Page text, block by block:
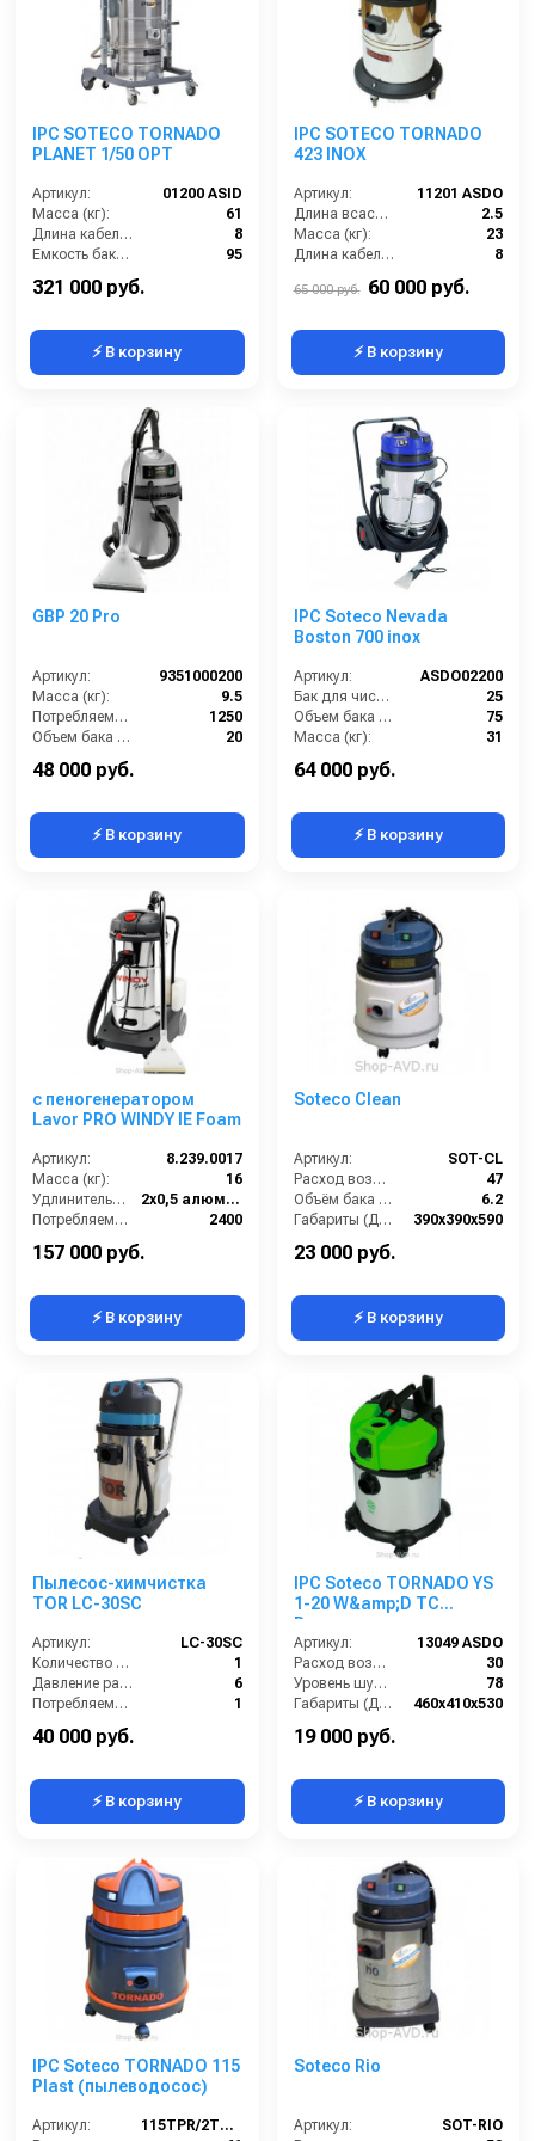
IPC SOTECO TORNADO
PLANET 1/50 OPT
Артикул:
01200 ASID
Масса (кг):
61
Длина кабеля (м):
8
Емкость бака для мусора (л):
95
321 000 руб.
⚡ В корзину
IPC SOTECO TORNADO
423 INOX
Артикул:
11201 ASDO
Длина всасывающего шланга (м):
2.5
Масса (кг):
23
Длина кабеля (м):
8
65 000 руб. 60 000 руб.
⚡ В корзину
GBP 20 Pro
Артикул:
9351000200
Масса (кг):
9.5
Потребляемая мощность (Вт):
1250
Объем бака (л):
20
Потребляемая мощность (кВт):
48 000 руб.
⚡ В корзину
IPC Soteco Nevada
Boston 700 inox
Артикул:
ASDO02200
Бак для чистой воды (л):
25
Объем бака (л):
75
Масса (кг):
31
Потребляемая мощность (Вт):
64 000 руб.
⚡ В корзину
с пеногенератором
Lavor PRO WINDY IE Foam
Артикул:
8.239.0017
Масса (кг):
16
Удлинительные трубки (м):
2х0,5 алюминий
Потребляемая мощность (Вт):
2400
157 000 руб.
⚡ В корзину
Soteco Clean
Артикул:
SOT-CL
Расход воздуха (л/сек):
47
Объём бака для моющего средства (л):
6.2
Габариты (ДхШхВ):
390х390х590
Длина сетевого шнура (м):
23 000 руб.
⚡ В корзину
Пылесос-химчистка
TOR LC-30SC
Артикул:
LC-30SC
Количество турбин (шт):
1
Давление разбрызгивания (бар):
6
Потребляемая мощность (кВт):
1
40 000 руб.
⚡ В корзину
IPC Soteco TORNADO YS
1-20 W&amp;D TC
Водопылесос для
работы с
электроинструментом
Артикул:
13049 ASDO
Расход воздуха (л/сек):
30
Уровень шума (дБ(А)):
78
Габариты (ДхШхВ):
460х410х530
19 000 руб.
⚡ В корзину
IPC Soteco TORNADO 115
Plast (пылеводосос)
Артикул:
115TPR/2TORN115
Soteco Rio
Артикул:
SOT-RIO